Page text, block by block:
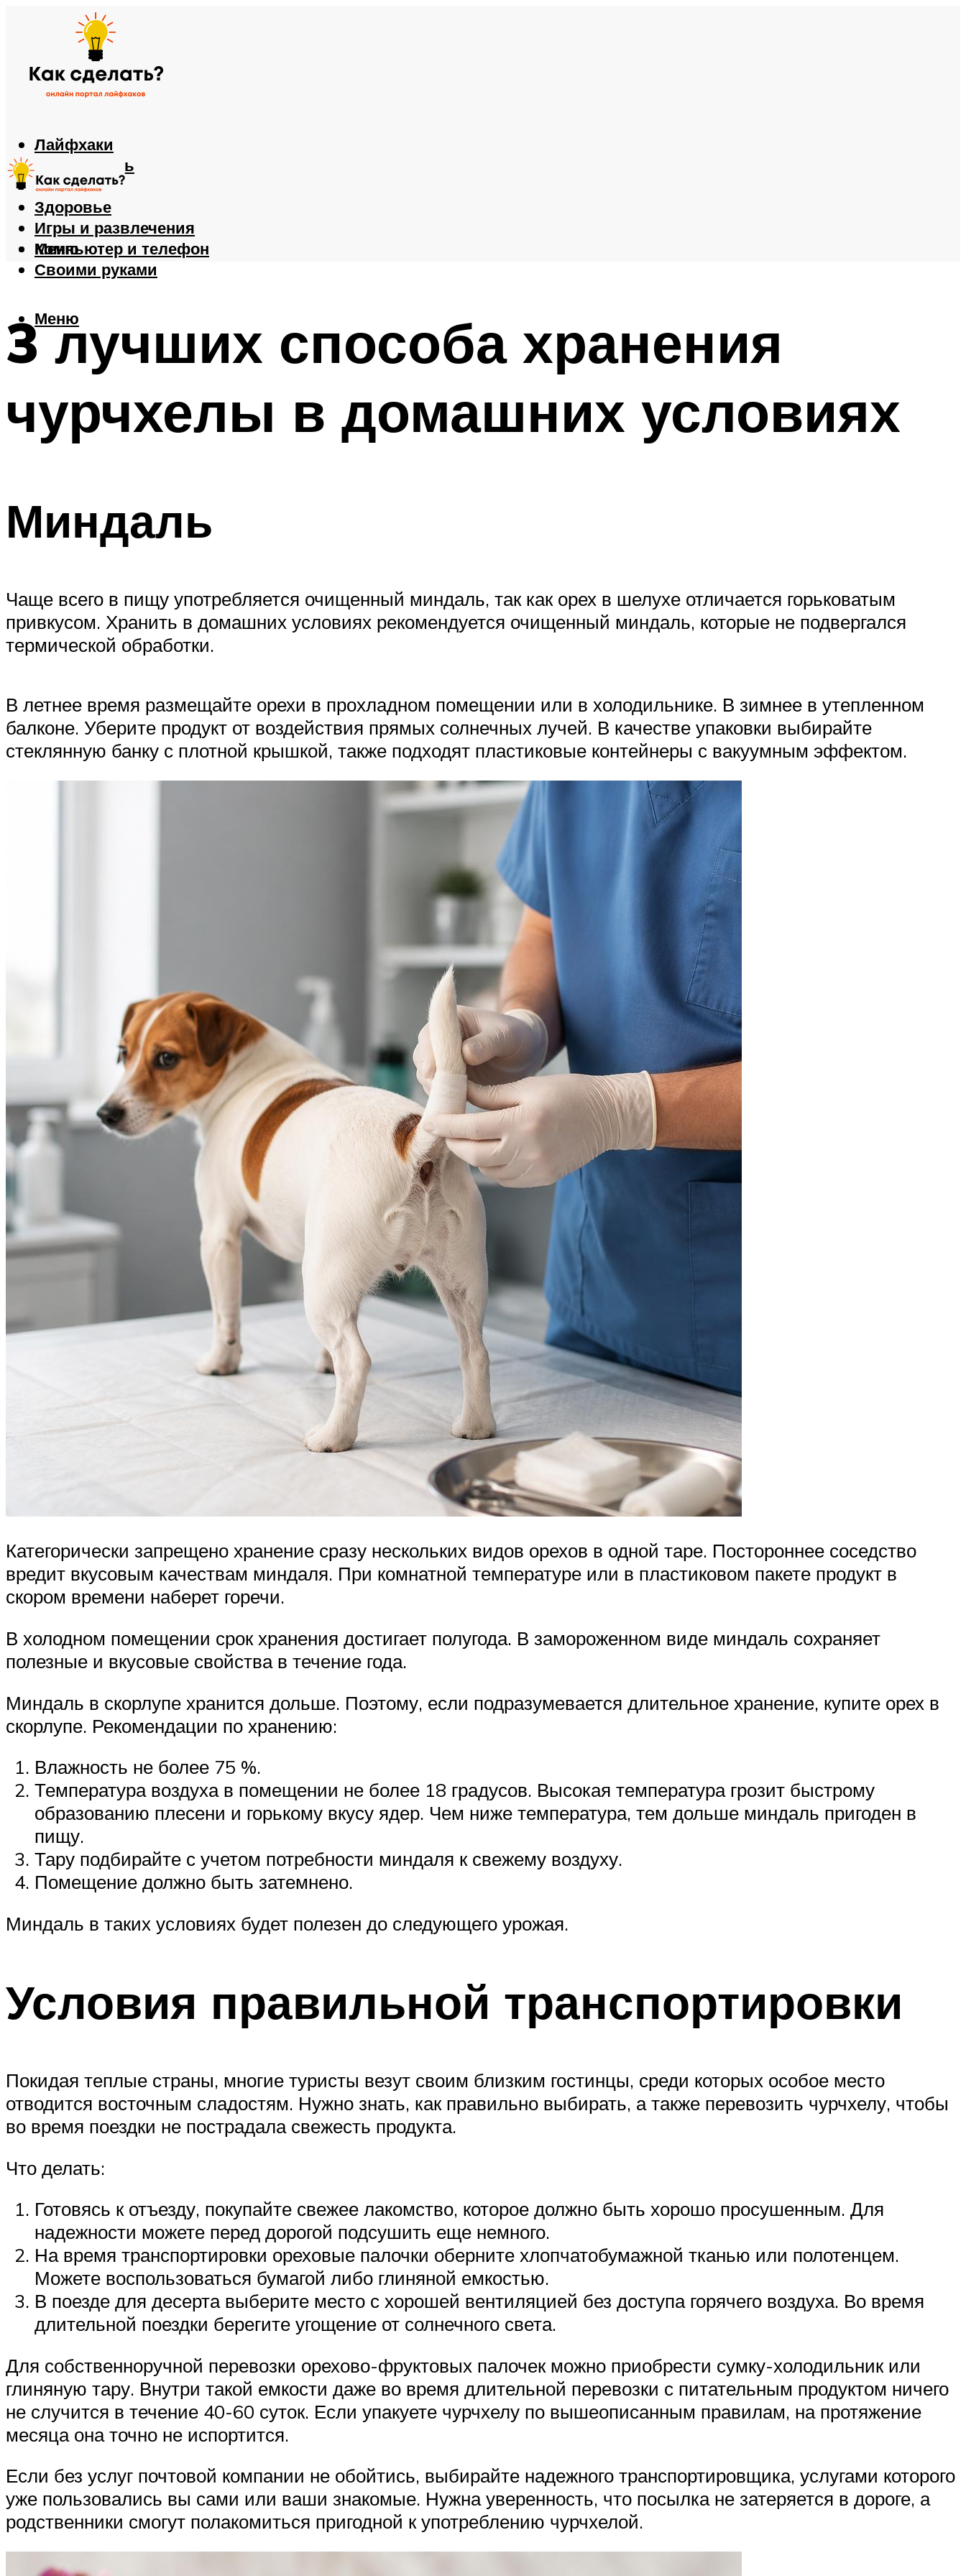
Лайфхаки
Автомобиль
Еда
Здоровье
Игры и развлечения
Компьютер и телефон
Своими руками
Меню
Меню
3 лучших способа хранения
чурчхелы в домашних условиях
Миндаль
Чаще всего в пищу употребляется очищенный миндаль, так как орех в шелухе отличается горьковатым
привкусом. Хранить в домашних условиях рекомендуется очищенный миндаль, которые не подвергался
термической обработки.
В летнее время размещайте орехи в прохладном помещении или в холодильнике. В зимнее в утепленном
балконе. Уберите продукт от воздействия прямых солнечных лучей. В качестве упаковки выбирайте
стеклянную банку с плотной крышкой, также подходят пластиковые контейнеры с вакуумным эффектом.
Категорически запрещено хранение сразу нескольких видов орехов в одной таре. Постороннее соседство
вредит вкусовым качествам миндаля. При комнатной температуре или в пластиковом пакете продукт в
скором времени наберет горечи.
В холодном помещении срок хранения достигает полугода. В замороженном виде миндаль сохраняет
полезные и вкусовые свойства в течение года.
Миндаль в скорлупе хранится дольше. Поэтому, если подразумевается длительное хранение, купите орех в
скорлупе. Рекомендации по хранению:
Влажность не более 75 %.
Температура воздуха в помещении не более 18 градусов. Высокая температура грозит быстрому
образованию плесени и горькому вкусу ядер. Чем ниже температура, тем дольше миндаль пригоден в
пищу.
Тару подбирайте с учетом потребности миндаля к свежему воздуху.
Помещение должно быть затемнено.
Миндаль в таких условиях будет полезен до следующего урожая.
Условия правильной транспортировки
Покидая теплые страны, многие туристы везут своим близким гостинцы, среди которых особое место
отводится восточным сладостям. Нужно знать, как правильно выбирать, а также перевозить чурчхелу, чтобы
во время поездки не пострадала свежесть продукта.
Что делать:
Готовясь к отъезду, покупайте свежее лакомство, которое должно быть хорошо просушенным. Для
надежности можете перед дорогой подсушить еще немного.
На время транспортировки ореховые палочки оберните хлопчатобумажной тканью или полотенцем.
Можете воспользоваться бумагой либо глиняной емкостью.
В поезде для десерта выберите место с хорошей вентиляцией без доступа горячего воздуха. Во время
длительной поездки берегите угощение от солнечного света.
Для собственноручной перевозки орехово-фруктовых палочек можно приобрести сумку-холодильник или
глиняную тару. Внутри такой емкости даже во время длительной перевозки с питательным продуктом ничего
не случится в течение 40-60 суток. Если упакуете чурчхелу по вышеописанным правилам, на протяжение
месяца она точно не испортится.
Если без услуг почтовой компании не обойтись, выбирайте надежного транспортировщика, услугами которого
уже пользовались вы сами или ваши знакомые. Нужна уверенность, что посылка не затеряется в дороге, а
родственники смогут полакомиться пригодной к употреблению чурчхелой.